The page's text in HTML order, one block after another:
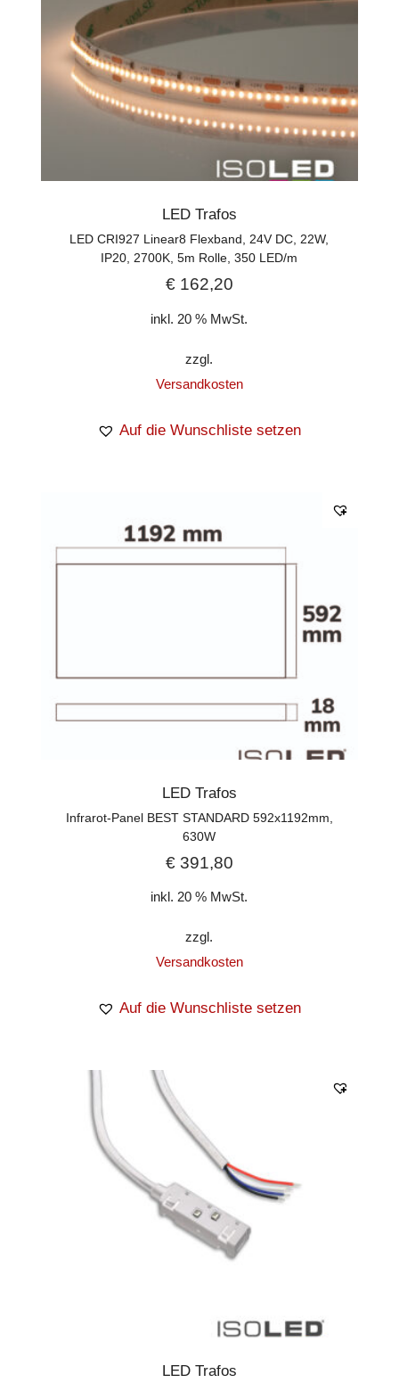
LED Trafos
LED CRI927 Linear8 Flexband, 24V DC, 22W,
IP20, 2700K, 5m Rolle, 350 LED/m
€162,20
inkl. 20 % MwSt.
zzgl.
Versandkosten
Auf die Wunschliste setzen
LED Trafos
Infrarot-Panel BEST STANDARD 592x1192mm,
630W
€391,80
inkl. 20 % MwSt.
zzgl.
Versandkosten
Auf die Wunschliste setzen
LED Trafos